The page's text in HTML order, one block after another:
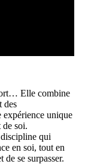
Elle combine
des
expérience unique
de soi.
qui
en soi, tout en
de se surpasser.